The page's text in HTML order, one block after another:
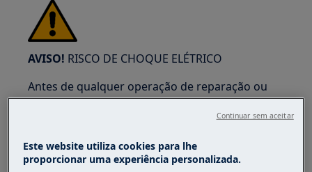
AVISO! RISCO DE CHOQUE ELÉTRICO
Antes de qualquer operação de reparação ou
manutenção, desative o aparelho e desligue a
Este website utiliza cookies para lhe
proporcionar uma experiência personalizada.
Continuar sem aceitar